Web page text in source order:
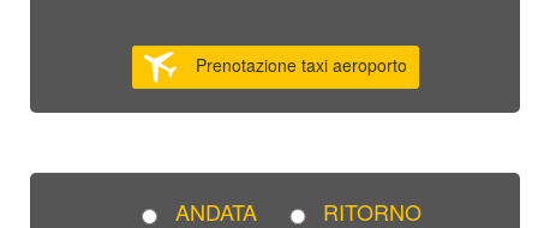
Prenotazione taxi aeroporto
ANDATA RITORNO